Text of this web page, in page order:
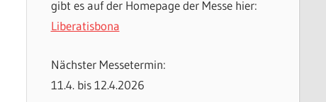
gibt es auf der Homepage der Messe hier:
Liberatisbona
Nächster Messetermin:
11.4. bis 12.4.2026